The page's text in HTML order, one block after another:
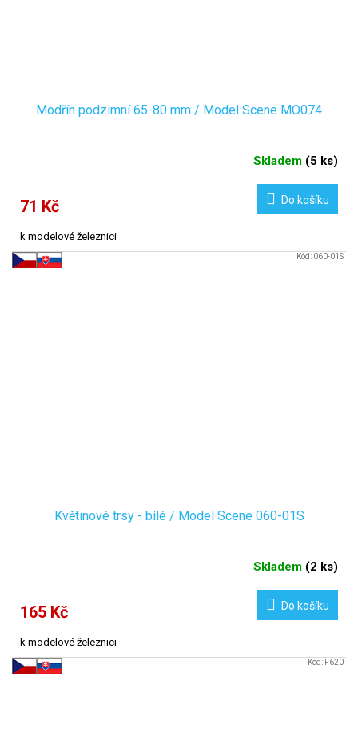
Modřín podzimní 65-80 mm / Model Scene MO074
Skladem (5 ks)
71 Kč Do košíku
k modelové železnici
Květinové trsy - bílé / Model Scene 060-01S
Skladem (2 ks)
165 Kč Do košíku
k modelové železnici
Kód: 060-01S
Kód: F620